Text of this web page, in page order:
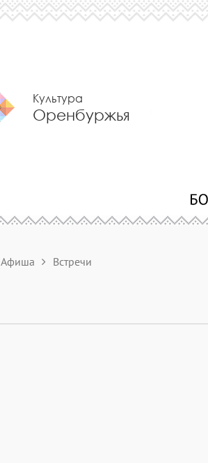
Культура
Оренбуржья
Афиша Встречи